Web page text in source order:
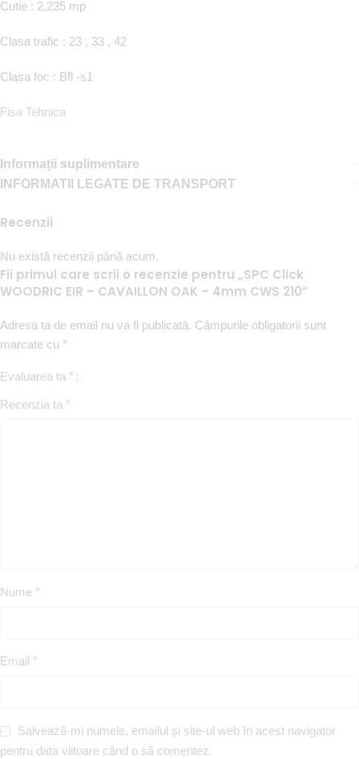
Cutie : 2.235 mp
Clasa trafic : 23 , 33 , 42
Clasa foc : Bfl -s1
Fisa Tehnica
Informații suplimentare
INFORMATII LEGATE DE TRANSPORT
Recenzii
Nu există recenzii până acum.
Fii primul care scrii o recenzie pentru „SPC Click
WOODRIC EIR – CAVAILLON OAK – 4mm CWS 210”
Adresa ta de email nu va fi publicată. Câmpurile obligatorii sunt
marcate cu *
Evaluarea ta *
Recenzia ta *
Nume *
Email *
Salvează-mi numele, emailul și site-ul web în acest navigator
pentru data viitoare când o să comentez.